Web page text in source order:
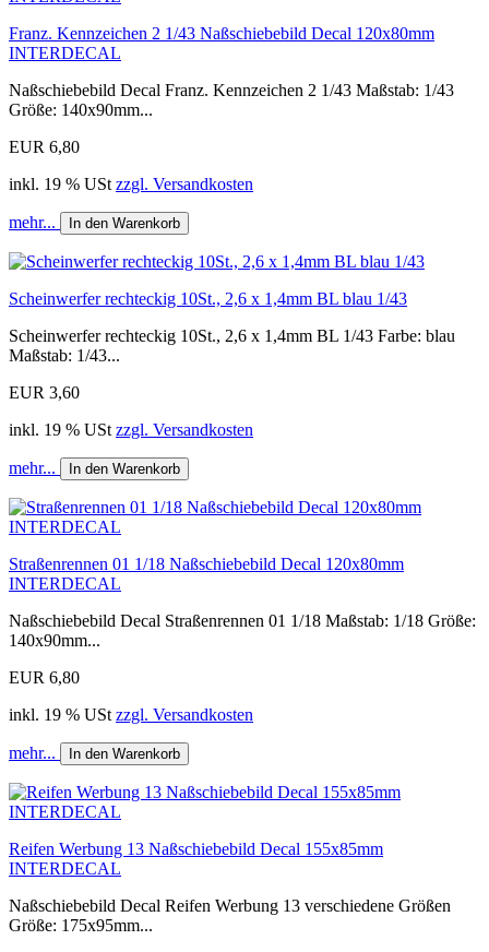
Franz. Kennzeichen 2 1/43 Naßschiebebild Decal 120x80mm
INTERDECAL
Naßschiebebild Decal Franz. Kennzeichen 2 1/43 Maßstab: 1/43
Größe: 140x90mm...
EUR 6,80
inkl. 19 % USt zzgl. Versandkosten
mehr... In den Warenkorb
Scheinwerfer rechteckig 10St., 2,6 x 1,4mm BL blau 1/43
Scheinwerfer rechteckig 10St., 2,6 x 1,4mm BL 1/43 Farbe: blau
Maßstab: 1/43...
EUR 3,60
inkl. 19 % USt zzgl. Versandkosten
mehr... In den Warenkorb
Straßenrennen 01 1/18 Naßschiebebild Decal 120x80mm
INTERDECAL
Naßschiebebild Decal Straßenrennen 01 1/18 Maßstab: 1/18 Größe:
140x90mm...
EUR 6,80
inkl. 19 % USt zzgl. Versandkosten
mehr... In den Warenkorb
Reifen Werbung 13 Naßschiebebild Decal 155x85mm
INTERDECAL
Naßschiebebild Decal Reifen Werbung 13 verschiedene Größen
Größe: 175x95mm...